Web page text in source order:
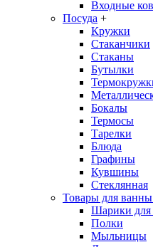
Входные
Посуда +
Кружки
Стаканчики
Стаканы
Бутылки
Бокалы
Термосы
Тарелки
Блюда
Графины
Кувшины
Стеклянная
Товары для ванны
Шарики для
Полки
Мыльницы